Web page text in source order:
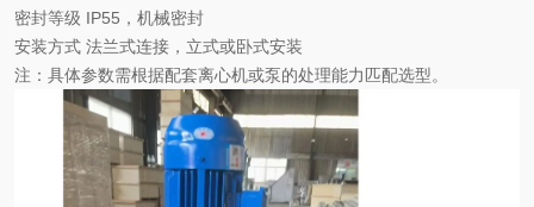
密封等级 IP55，机械密封
安装方式 法兰式连接，立式或卧式安装
注：具体参数需根据配套离心机或泵的处理能力匹配选型。